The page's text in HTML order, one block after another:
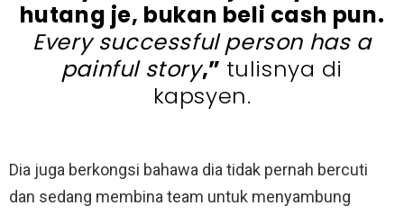
hutang je, bukan beli cash pun.
Every successful person has a
painful story,” tulisnya di
kapsyen.
Dia juga berkongsi bahawa dia tidak pernah bercuti
dan sedang membina team untuk menyambung